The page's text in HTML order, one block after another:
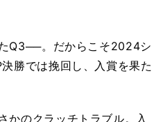
Q3──。だからこそ2024シ
勝では挽回し、入賞を果た
かのクラッチトラブル。入